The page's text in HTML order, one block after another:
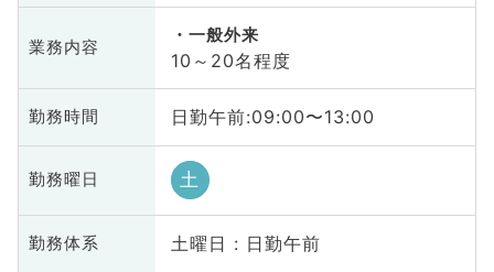
業務内容
一般外来
10～20名程度
勤務時間 日勤午前:09:00〜13:00
勤務曜日 土
勤務体系 土曜日 : 日勤午前